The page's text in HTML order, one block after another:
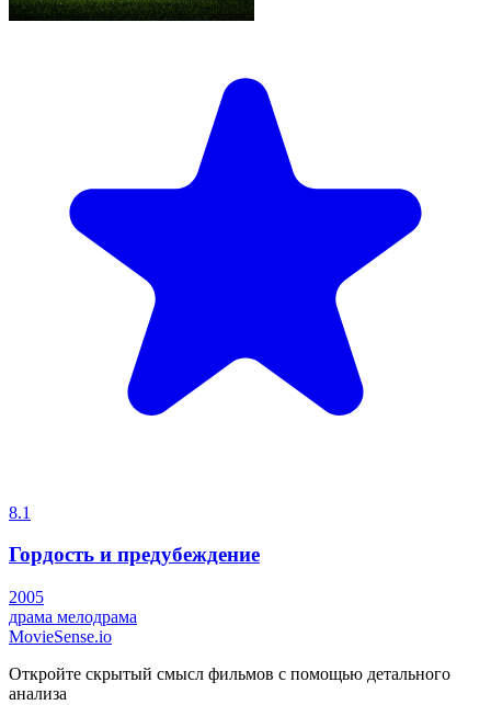
8.1
Гордость и предубеждение
2005
драма мелодрама
MovieSense.io
Откройте скрытый смысл фильмов с помощью детального
анализа